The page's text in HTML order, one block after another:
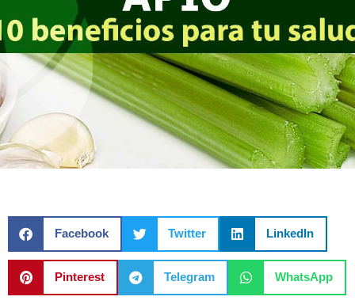
Facebook Twitter LinkedIn
Pinterest Telegram WhatsApp